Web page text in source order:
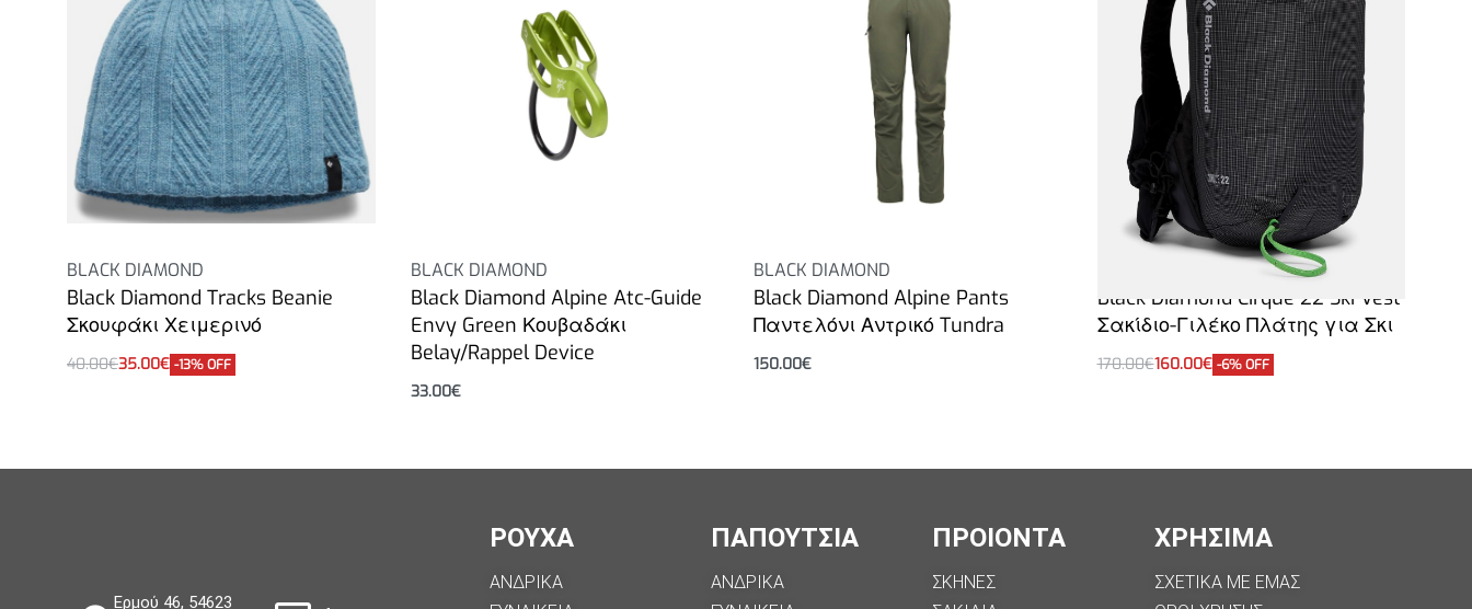
BLACK DIAMOND
Black Diamond Tracks Beanie
Σκουφάκι Χειμερινό
40.00€35.00€ -13% OFF
BLACK DIAMOND
Black Diamond Alpine Atc-Guide
Envy Green Κουβαδάκι
Belay/Rappel Device
33.00€
BLACK DIAMOND
Black Diamond Alpine Pants
Παντελόνι Αντρικό Tundra
150.00€
Black Diamond Cirque 22 Ski Vest
Σακίδιο-Γιλέκο Πλάτης για Σκι
170.00€160.00€ -6% OFF
Ερμού 46, 54623
ΡΟΥΧΑ
ΑΝΔΡΙΚΑ
ΠΑΠΟΥΤΣΙΑ
ΑΝΔΡΙΚΑ
ΠΡΟΙΟΝΤΑ
ΣΚΗΝΕΣ
ΧΡΗΣΙΜΑ
ΣΧΕΤΙΚΑ ΜΕ ΕΜΑΣ